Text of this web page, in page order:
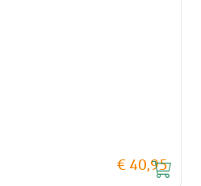
€ 40,95